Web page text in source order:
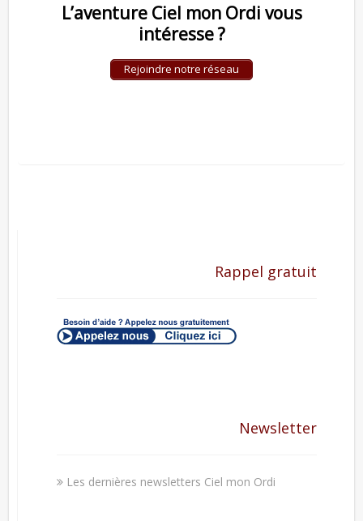
L’aventure Ciel mon Ordi vous
intéresse ?
Rejoindre notre réseau
Rappel gratuit
Newsletter
Les dernières newsletters Ciel mon Ordi